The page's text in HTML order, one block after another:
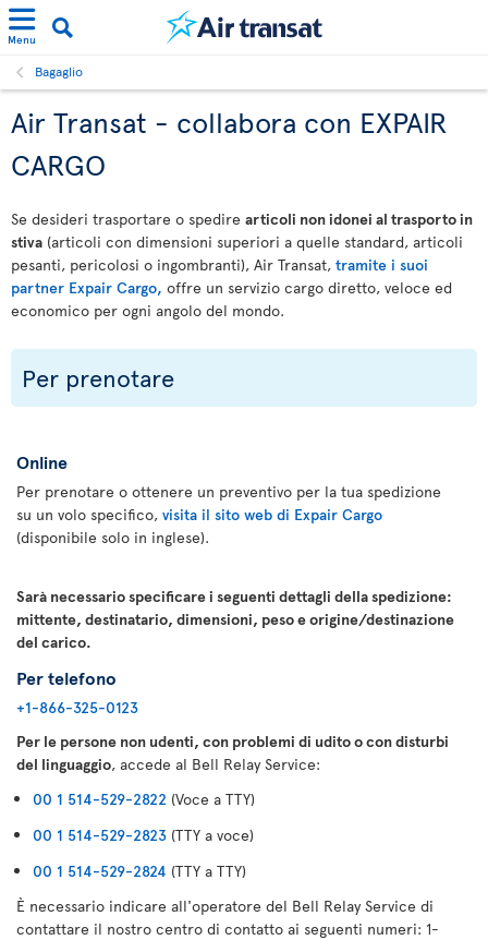
Menu
Bagaglio
Air Transat - collabora con EXPAIR
CARGO
Se desideri trasportare o spedire articoli non idonei al trasporto in
stiva (articoli con dimensioni superiori a quelle standard, articoli
pesanti, pericolosi o ingombranti), Air Transat, tramite i suoi
partner Expair Cargo, offre un servizio cargo diretto, veloce ed
economico per ogni angolo del mondo.
Per prenotare
Online
Per prenotare o ottenere un preventivo per la tua spedizione
su un volo specifico, visita il sito web di Expair Cargo
(disponibile solo in inglese).
Sarà necessario specificare i seguenti dettagli della spedizione:
mittente, destinatario, dimensioni, peso e origine/destinazione
del carico.
Per telefono
+1-866-325-0123
Per le persone non udenti, con problemi di udito o con disturbi
del linguaggio, accede al Bell Relay Service:
00 1 514-529-2822 (Voce a TTY)
00 1 514-529-2823 (TTY a voce)
00 1 514-529-2824 (TTY a TTY)
È necessario indicare all'operatore del Bell Relay Service di
contattare il nostro centro di contatto ai seguenti numeri: 1-